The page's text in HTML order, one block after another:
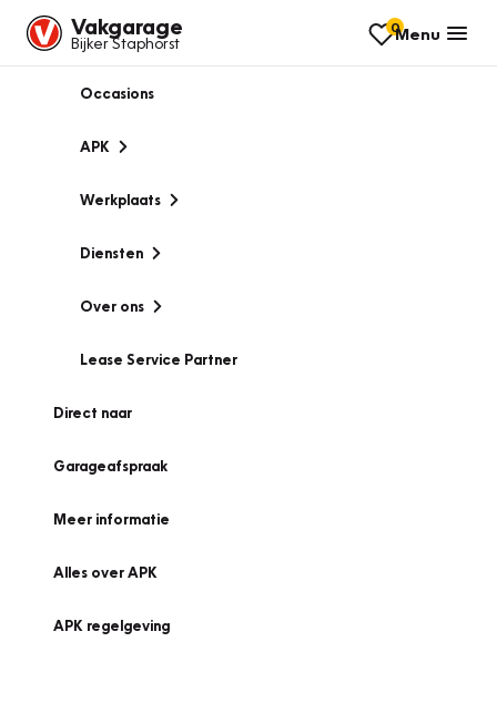
Vakgarage
Bijker Staphorst
0Menu
Occasions
APK
Werkplaats
Diensten
Over ons
Lease Service Partner
Direct naar
Garageafspraak
Meer informatie
Alles over APK
APK regelgeving